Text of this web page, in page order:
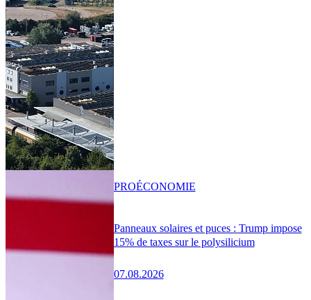
Panneaux solaires et puces : Trump impose
15% de taxes sur le polysilicium
07.08.2026
PROÉCONOMIE